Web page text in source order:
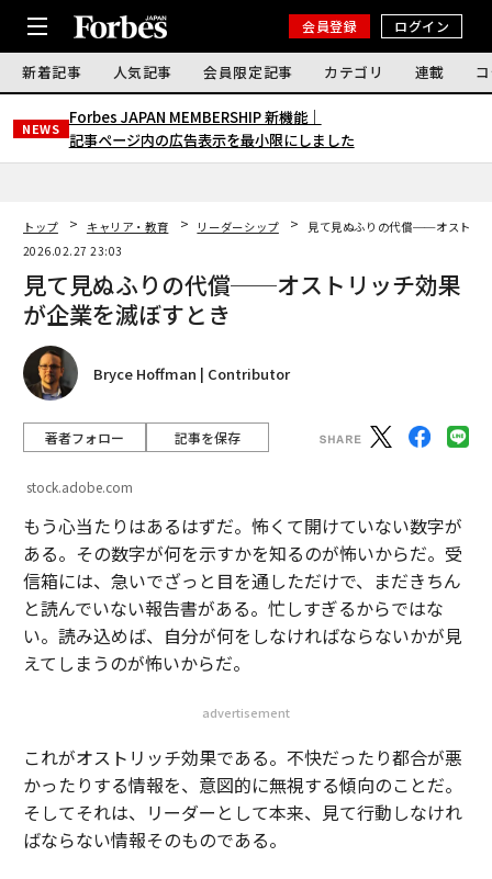
会員登録 ログイン
新着記事 人気記事 会員限定記事 カテゴリ 連載
NEWS
Forbes JAPAN MEMBERSHIP 新機能｜
記事ページ内の広告表示を最小限にしました
トップ キャリア・教育 リーダーシップ
見て見ぬふりの代償──オストリ
2026.02.27 23:03
見て見ぬふりの代償──オストリッチ効果
が企業を滅ぼすとき
Bryce Hoffman | Contributor
著者フォロー 記事を保存
stock.adobe.com
もう心当たりはあるはずだ。怖くて開けていない数字が
ある。その数字が何を示すかを知るのが怖いからだ。受
信箱には、急いでざっと目を通しただけで、まだきちん
と読んでいない報告書がある。忙しすぎるからではな
い。読み込めば、自分が何をしなければならないかが見
えてしまうのが怖いからだ。
advertisement
これがオストリッチ効果である。不快だったり都合が悪
かったりする情報を、意図的に無視する傾向のことだ。
そしてそれは、リーダーとして本来、見て行動しなけれ
ばならない情報そのものである。